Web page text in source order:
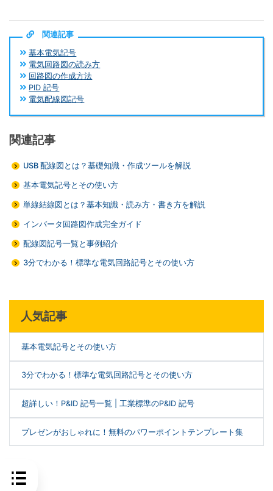
関連記事
基本電気記号
電気回路図の読み方
回路図の作成方法
PID 記号
電気配線図記号
関連記事
USB 配線図とは？基礎知識・作成ツールを解説
基本電気記号とその使い方
単線結線図とは？基本知識・読み方・書き方を解説
インバータ回路図作成完全ガイド
配線図記号一覧と事例紹介
3分でわかる！標準な電気回路記号とその使い方
人気記事
基本電気記号とその使い方
3分でわかる！標準な電気回路記号とその使い方
超詳しい！P&ID 記号一覧 | 工業標準のP&ID 記号
プレゼンがおしゃれに！無料のパワーポイントテンプレート集